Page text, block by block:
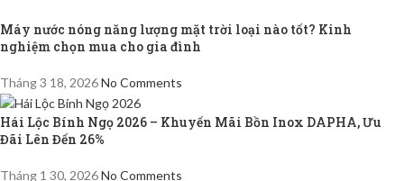
Máy nước nóng năng lượng mặt trời loại nào tốt? Kinh
nghiệm chọn mua cho gia đình
Tháng 3 18, 2026No Comments
Hái Lộc Bính Ngọ 2026 – Khuyến Mãi Bồn Inox DAPHA, Ưu
Đãi Lên Đến 26%
Tháng 1 30, 2026No Comments